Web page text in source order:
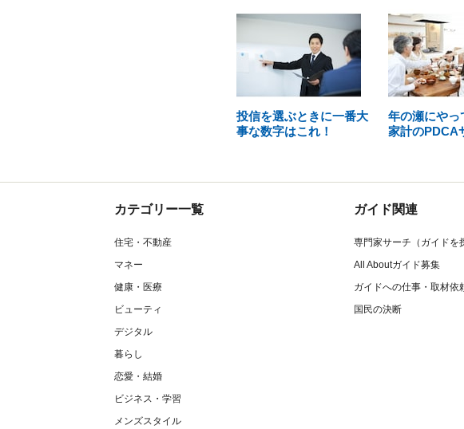
投信を選ぶときに一番大
事な数字はこれ！
年の瀬にやっ
家計のPDCA
カテゴリー一覧
住宅・不動産
マネー
健康・医療
ビューティ
デジタル
暮らし
恋愛・結婚
ビジネス・学習
メンズスタイル
ガイド関連
専門家サーチ（ガイドを
All Aboutガイド募集
ガイドへの仕事・取材依
国民の決断